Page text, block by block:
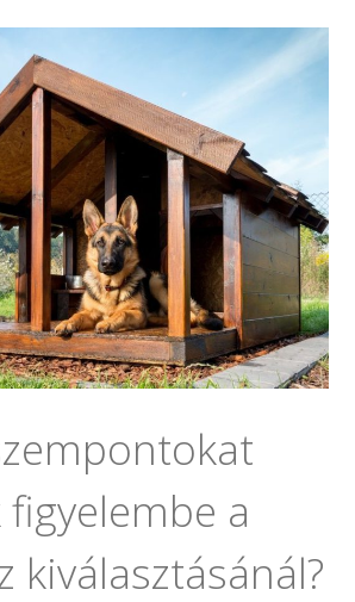
a
kiválasztásánál?